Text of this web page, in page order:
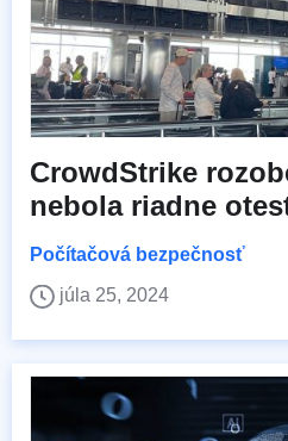
CrowdStrike
nebola riadne
Počítačová bezpečnosť
júla 25, 2024